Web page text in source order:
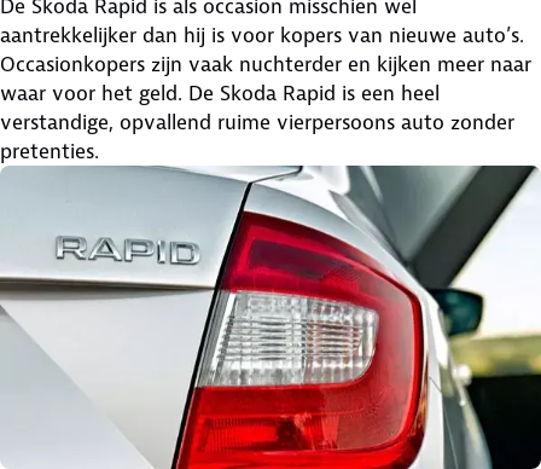
De Skoda Rapid is als occasion misschien wel
aantrekkelijker dan hij is voor kopers van nieuwe auto’s.
Occasionkopers zijn vaak nuchterder en kijken meer naar
waar voor het geld. De Skoda Rapid is een heel
verstandige, opvallend ruime vierpersoons auto zonder
pretenties.